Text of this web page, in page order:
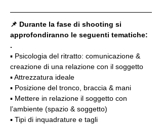
📌 Durante la fase di shooting si
approfondiranno le seguenti tematiche:
.
▪️ Psicologia del ritratto: comunicazione &
creazione di una relazione con il soggetto
▪️ Attrezzatura ideale
▪️ Posizione del tronco, braccia & mani
▪️ Mettere in relazione il soggetto con
l’ambiente (spazio & soggetto)
▪️ Tipi di inquadrature e tagli